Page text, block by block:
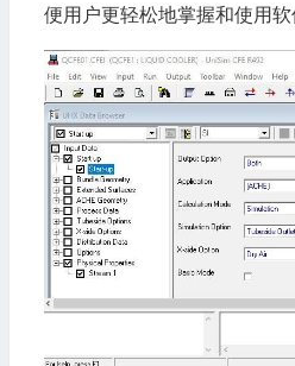
便用户更轻松地掌握和使用软